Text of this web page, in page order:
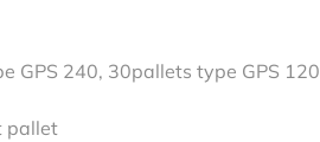
GPS 240, 30pallets type GPS 120
pallet